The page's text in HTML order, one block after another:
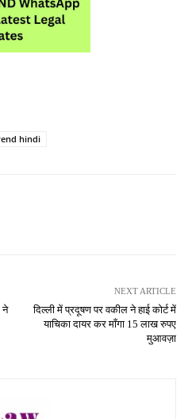
hindi
ने
NEXT ARTICLE
दिल्ली में प्रदूषण पर वकील ने हाई कोर्ट में
याचिका दायर कर माँगा 15 लाख रुपए
मुआवज़ा